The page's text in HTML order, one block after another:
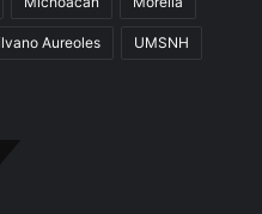
Aureoles UMSNH